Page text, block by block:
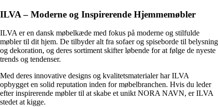
ILVA – Moderne og Inspirerende Hjemmemøbler
ILVA er en dansk møbelkæde med fokus på moderne og stilfulde
møbler til dit hjem. De tilbyder alt fra sofaer og spiseborde til belysning
og dekoration, og deres sortiment skifter løbende for at følge de nyeste
trends og tendenser.
Med deres innovative designs og kvalitetsmaterialer har ILVA
opbygget en solid reputation inden for møbelbranchen. Hvis du leder
efter inspirerende møbler til at skabe et unikt NORA NAVN, er ILVA
stedet at kigge.